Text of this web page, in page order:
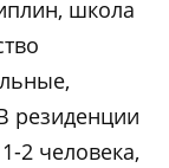
школа
резиденции
2 человека,